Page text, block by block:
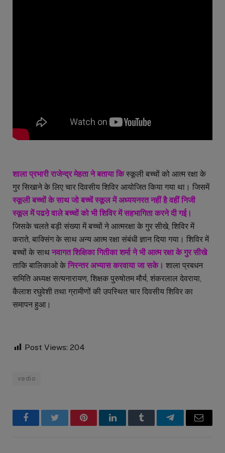
शाला प्रभारी राजेन्द्र मेहता ने बताया किस्कूली बच्चों को आत्म रक्षा के
गुर सिखाने के लिए चार दिवसीय शिविर आयोजित किया गया था। जिसमें
स्कूली बच्चों के साथ जो बच्चें स्कूल में अध्ययनरत नहीं है वहीं निजी
स्कूल में पढऩे वाले बच्चों को भी शिविर में सहभागिता करने दी गई।
जिसके चलते बड़ी संख्या में बच्चों ने आत्मरक्षा के गुर सीखे, शिविर में
कराते, बाक्सिंग के साथ अन्य आत्म रक्षा संबंधी ज्ञान दिया गया। शिविर में
बच्चों के साथ नवागत शिक्षिका गितीका शर्मा ने भी आत्म रक्षा के गुर सीखे
ताकि बालिकाओ के निरन्तर अभ्यास करवाया जा सके। शाला प्रबधन
समिति अध्यक्ष सत्यनारायण, शिक्षक पुरुषोतम मौर्य, शंकरलाल देवराया,
कैलाश रघुवेशी तथा ग्रामीणों की उपस्थित चार दिवसीय शिविर का
समापन हुआ।
Post Views: 204
vedio
FacebookTwitter PinterestLinkedInTumblr TelegramEmail